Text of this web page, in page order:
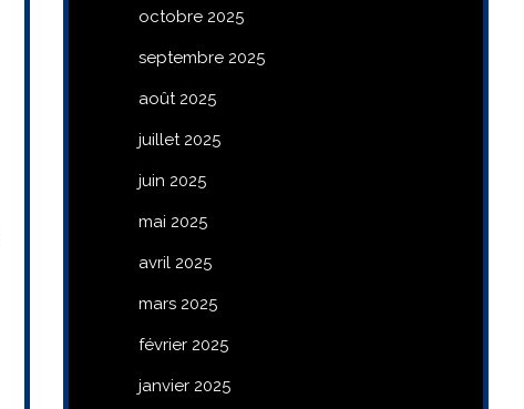
octobre 2025
septembre 2025
août 2025
juillet 2025
juin 2025
mai 2025
avril 2025
mars 2025
février 2025
janvier 2025